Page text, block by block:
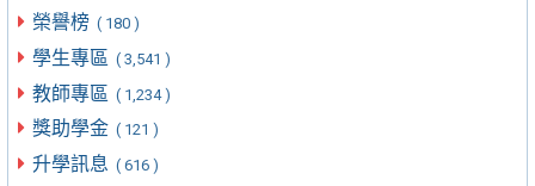
榮譽榜 ( 180 )
學生專區 ( 3,541 )
教師專區 ( 1,234 )
獎助學金 ( 121 )
升學訊息 ( 616 )